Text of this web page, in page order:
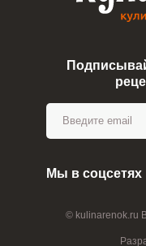
© kulinarenok.ru
Мы в соцсетях